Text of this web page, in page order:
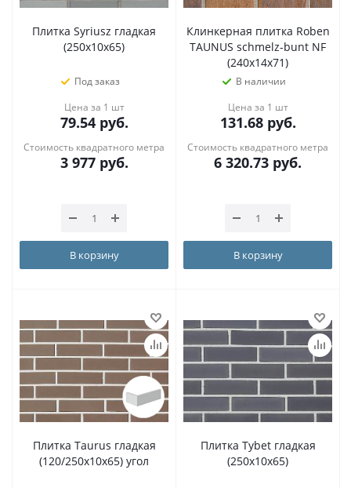
Плитка Syriusz гладкая
(250х10х65)
Под заказ
Цена за 1 шт
79.54руб.
Стоимость квадратного метра
3 977руб.
В корзину
Клинкерная плитка Roben
TAUNUS schmelz-bunt NF
(240x14x71)
В наличии
Цена за 1 шт
131.68руб.
Стоимость квадратного метра
6 320.73 руб.
В корзину
Плитка Taurus гладкая
(120/250х10х65) угол
Плитка Tybet гладкая
(250х10х65)